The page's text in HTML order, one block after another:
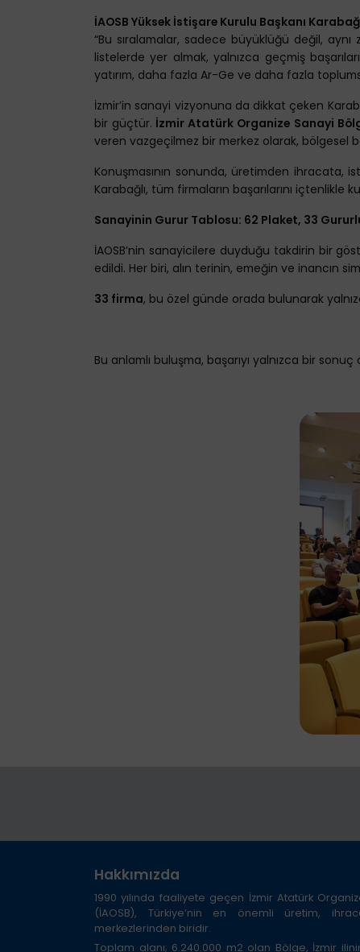
İAOSB Yüksek İstişare Kurulu Başkanı
“Bu sıralamalar, sadece büyüklüğü değil,
listelerde yer almak, yalnızca geçmiş
yatırım, daha fazla Ar-Ge ve daha fazla
İzmir’in sanayi vizyonuna da dikkat çeken
bir güçtür. İzmir Atatürk Organize Sanayi
veren vazgeçilmez bir merkez olarak, bölgesel
Konuşmasının sonunda, üretimden ihracata,
Karabağlı, tüm firmaların başarılarını içtenlikle
Sanayinin Gurur Tablosu: 62 Plaket, 33
İAOSB’nin sanayicilere duyduğu takdirin bir
edildi. Her biri, alın terinin, emeğin ve inancın
33 firma, bu özel günde orada bulunarak
Bu anlamlı buluşma, başarıyı yalnızca bir
Hakkımızda
1990 yılında faaliyete geçen İzmir Atatürk
(İAOSB), Türkiye’nin en önemli üretim,
merkezlerinden biridir.
Toplam alanı; 6.240.000 m2 olan Bölge, İzmir